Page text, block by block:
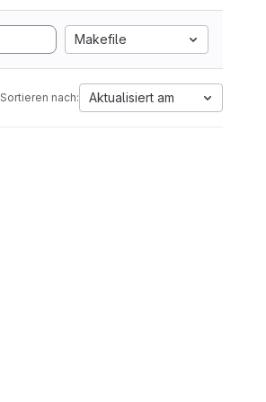
Makefile
Sortieren nach: Aktualisiert am